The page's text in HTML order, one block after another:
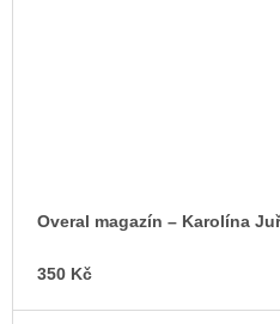
Overal magazín – Karolína
350 Kč